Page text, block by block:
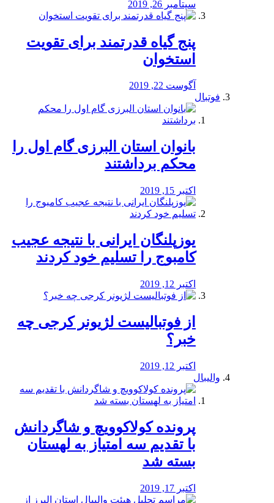
سپتامبر 26, 2019
پنج گیاه قدرتمند برای تقویت
استخوان
آگوست 22, 2019
فوتبال
بانوان استان البرزی گام اول را
محكم برداشتند
اکتبر 15, 2019
یوزپلنگان ایرانی با نتیجه عجیب
کامبوج را تسلیم خود کردند
اکتبر 12, 2019
از فوتبالیست لژیونر کرجی چه
خبر؟
اکتبر 12, 2019
والیبال
پرونده کولاکوویچ و شاگردانش
با تقدیم سه امتیاز به لهستان
بسته شد
اکتبر 17, 2019